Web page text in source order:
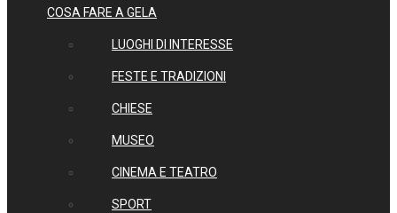
COSA FARE A GELA
LUOGHI DI INTERESSE
FESTE E TRADIZIONI
CHIESE
MUSEO
CINEMA E TEATRO
SPORT